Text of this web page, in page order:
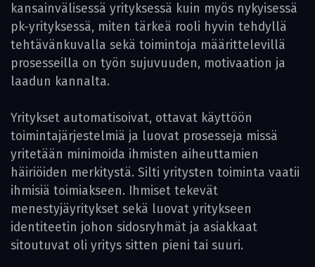
kansainvälisessä yrityksessä kuin myös nykyisessä
pk-yrityksessä, miten tärkeä rooli hyvin tehdyllä
tehtävänkuvalla sekä toimintoja määrittelevillä
prosesseilla on työn sujuvuuden, motivaation ja
laadun kannalta.
Yritykset automatisoivat, ottavat käyttöön
toimintajärjestelmiä ja luovat prosesseja missä
yritetään minimoida ihmisten aiheuttamien
häiriöiden merkitystä. Silti yritysten toiminta vaatii
ihmisiä toimiakseen. Ihmiset tekevät
menestyjäyritykset sekä luovat yritykseen
identiteetin johon sidosryhmät ja asiakkaat
sitoutuvat oli yritys sitten pieni tai suuri.